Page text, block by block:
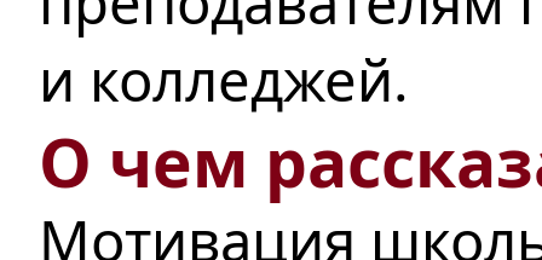
и колледжей.
О чем
Мотивация